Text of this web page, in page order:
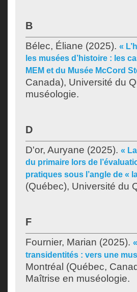
B
Bélec, Éliane (2025). «
les musées d’histoire : les
MEM et du Musée McCord
Canada), Université du
muséologie.
D
D'or, Auryane (2025). «
du primaire lors de
pratiques sous l’angle de «
(Québec), Université du
F
Fournier, Marian (2025).
transidentités : vers une
Montréal (Québec,
Maîtrise en muséologie.